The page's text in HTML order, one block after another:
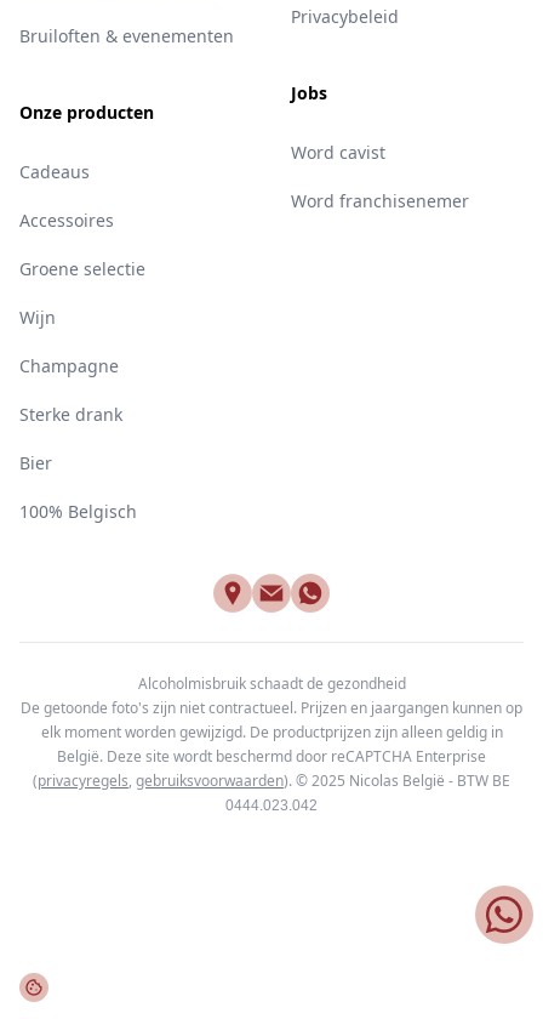
Bruiloften & evenementen
Onze producten
Cadeaus
Accessoires
Groene selectie
Wijn
Champagne
Sterke drank
Bier
100% Belgisch
Privacybeleid
Jobs
Word cavist
Word franchisenemer
Alcoholmisbruik schaadt de gezondheid
De getoonde foto's zijn niet contractueel. Prijzen en jaargangen kunnen op
elk moment worden gewijzigd. De productprijzen zijn alleen geldig in
België. Deze site wordt beschermd door reCAPTCHA Enterprise
(privacyregels, gebruiksvoorwaarden). © 2025 Nicolas België - BTW BE
0444.023.042